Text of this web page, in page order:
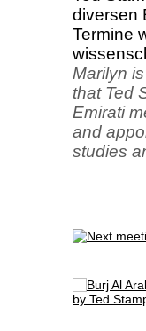
diversen
Termine
Marilyn
that Ted
Emirati
and
studies